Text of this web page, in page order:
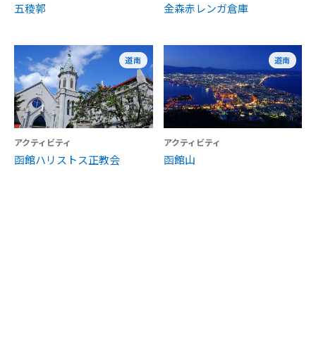
五稜郭 金森赤レンガ倉庫
道南
アクティビティ
函館ハリストス正教会
道南
アクティビティ
函館山